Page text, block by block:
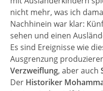
nicht mehr, was ich
Nachhinein war klar:
sehen und einen
Es sind Ereignisse wie
Ausgrenzung
Verzweiflung, aber auch
Der Historiker